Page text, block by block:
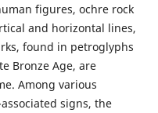
figures, ochre rock
and horizontal lines,
found in petroglyphs
Bronze Age, are
Among various
signs, the